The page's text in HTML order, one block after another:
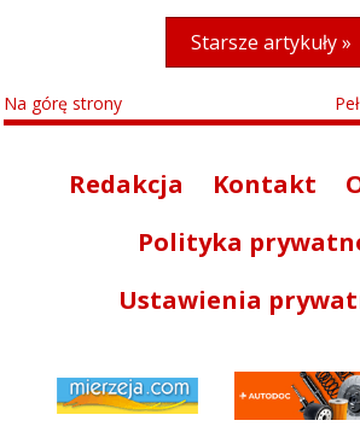
Starsze artykuły »
Na górę strony
Redakcja Kontakt
Polityka
Ustawienia